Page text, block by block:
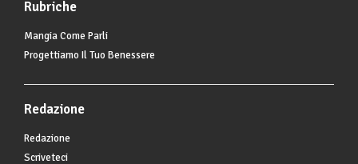
Rubriche
Mangia Come Parli
Progettiamo Il Tuo Benessere
Redazione
Redazione
Scriveteci